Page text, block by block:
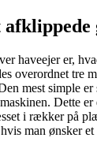
haveejer er,
overordnet tre
mest simple
Dette
i rækker på
man ønsker